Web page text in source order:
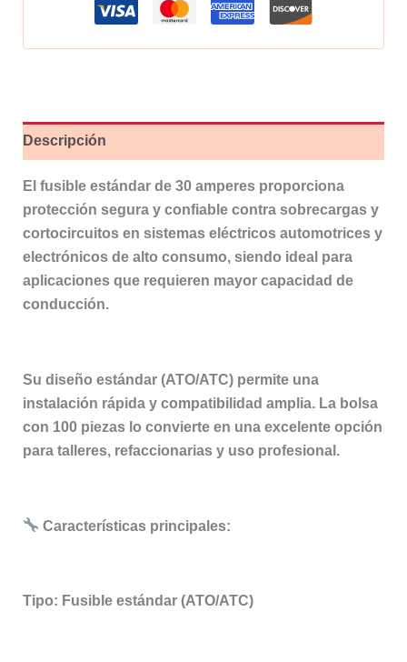
Descripción
El fusible estándar de 30 amperes proporciona
protección segura y confiable contra sobrecargas y
cortocircuitos en sistemas eléctricos automotrices y
electrónicos de alto consumo, siendo ideal para
aplicaciones que requieren mayor capacidad de
conducción.
Su diseño estándar (ATO/ATC) permite una
instalación rápida y compatibilidad amplia. La bolsa
con 100 piezas lo convierte en una excelente opción
para talleres, refaccionarias y uso profesional.
Características principales:
Tipo: Fusible estándar (ATO/ATC)